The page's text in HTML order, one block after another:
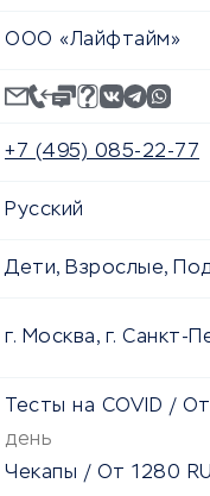
ООО «Лайфтайм»
+7 (495) 085-22-77
Русский
Дети, Взрослые,
г. Москва, г. Санкт-
Тесты на COVID / От
день
Чекапы / От 1280